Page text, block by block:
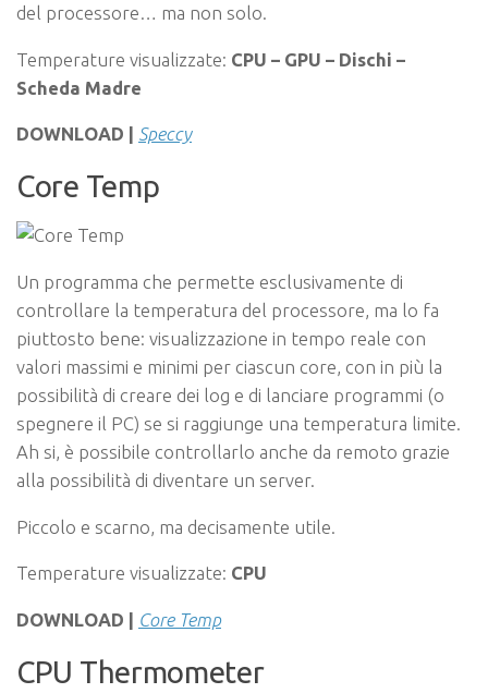
del processore… ma non solo.
Temperature visualizzate: CPU – GPU – Dischi –
Scheda Madre
DOWNLOAD | Speccy
Core Temp
Un programma che permette esclusivamente di
controllare la temperatura del processore, ma lo fa
piuttosto bene: visualizzazione in tempo reale con
valori massimi e minimi per ciascun core, con in più la
possibilità di creare dei log e di lanciare programmi (o
spegnere il PC) se si raggiunge una temperatura limite.
Ah si, è possibile controllarlo anche da remoto grazie
alla possibilità di diventare un server.
Piccolo e scarno, ma decisamente utile.
Temperature visualizzate: CPU
DOWNLOAD | Core Temp
CPU Thermometer